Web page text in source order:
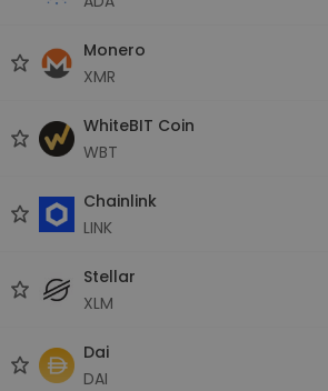
Monero
XMR
WhiteBIT Coin
WBT
Chainlink
LINK
Stellar
XLM
Dai
DAI